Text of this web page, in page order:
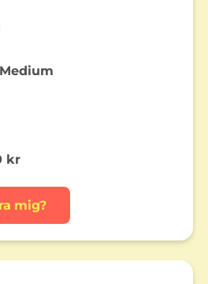
kr
mig?